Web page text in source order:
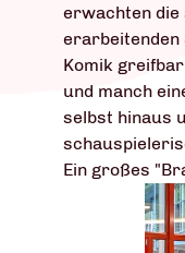
erwachten die
erarbeitenden
Komik
und manch
selbst hinaus
Ein großes